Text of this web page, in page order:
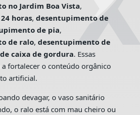
no Jardim Boa Vista,
horas, desentupimento de
de pia,
de ralo, desentupimento de
caixa de gordura. Essas
fortalecer o conteúdo orgânico
artificial.
devagar, o vaso sanitário
o ralo está com mau cheiro ou